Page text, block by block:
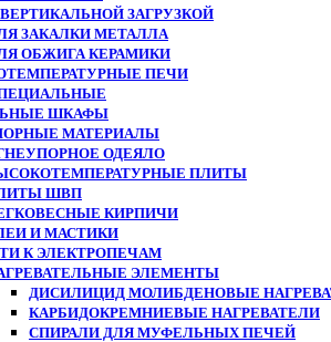
ЗАГРУЗКОЙ
ЗАКАЛКИ МЕТАЛЛА
ОБЖИГА КЕРАМИКИ
ПЕЧИ
ШКАФЫ
МАТЕРИАЛЫ
ОДЕЯЛО
ПЛИТЫ
ШВП
КИРПИЧИ
И МАСТИКИ
К ЭЛЕКТРОПЕЧАМ
ЭЛЕМЕНТЫ
ДИСИЛИЦИД МОЛИБДЕНОВЫЕ
КАРБИДОКРЕМНИЕВЫЕ НАГРЕВАТЕЛИ
СПИРАЛИ ДЛЯ МУФЕЛЬНЫХ ПЕЧЕЙ